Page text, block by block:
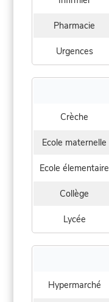
Pharmacie
Urgences
Crèche
Ecole maternelle
Ecole élementaire
Collège
Lycée
Hypermarché